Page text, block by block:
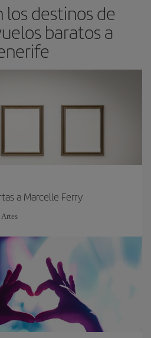
los destinos de
baratos a
a Marcelle Ferry